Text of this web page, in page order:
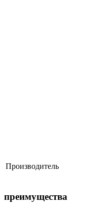
Производитель
преимущества